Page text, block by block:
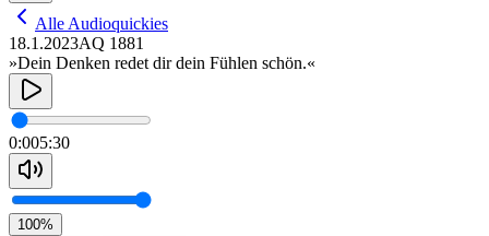
Alle Audioquickies
18.1.2023AQ 1881
»Dein Denken redet dir dein Fühlen schön.«
0:005:30
100%